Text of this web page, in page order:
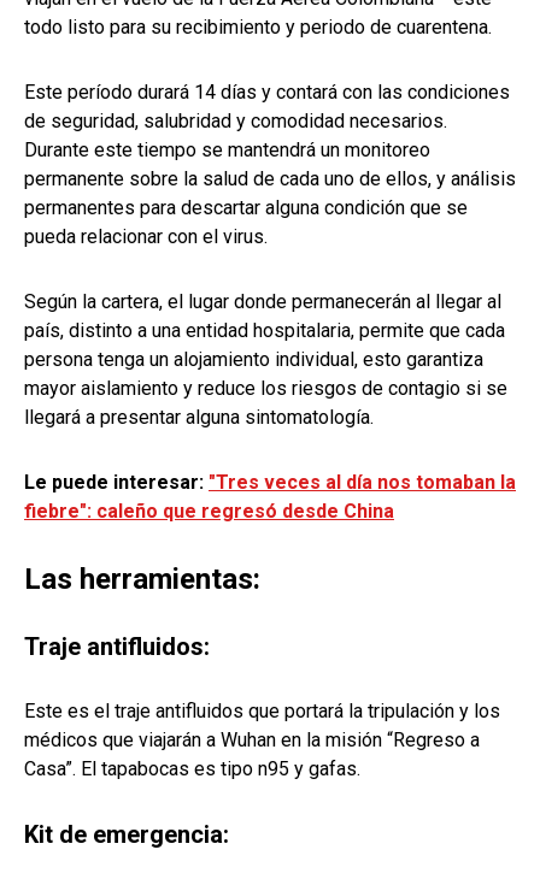
todo listo para su recibimiento y periodo de cuarentena.
Este período durará 14 días y contará con las condiciones
de seguridad, salubridad y comodidad necesarios.
Durante este tiempo se mantendrá un monitoreo
permanente sobre la salud de cada uno de ellos, y análisis
permanentes para descartar alguna condición que se
pueda relacionar con el virus.
Según la cartera, el lugar donde permanecerán al llegar al
país, distinto a una entidad hospitalaria, permite que cada
persona tenga un alojamiento individual, esto garantiza
mayor aislamiento y reduce los riesgos de contagio si se
llegará a presentar alguna sintomatología.
Le puede interesar: "Tres veces al día nos tomaban la
fiebre": caleño que regresó desde China
Las herramientas:
Traje antifluidos:
Este es el traje antifluidos que portará la tripulación y los
médicos que viajarán a Wuhan en la misión “Regreso a
Casa”. El tapabocas es tipo n95 y gafas.
Kit de emergencia: